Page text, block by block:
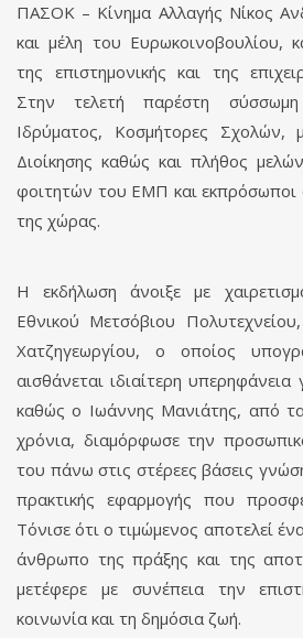
ΠΑΣΟΚ – Κίνημα Αλλαγής Νίκος
και μέλη του Ευρωκοινοβουλίου,
της επιστημονικής και της
Στην τελετή παρέστη
Ιδρύματος, Κοσμήτορες Σχολών,
Διοίκησης καθώς και πλήθος
φοιτητών του ΕΜΠ και εκπρόσωποι
της χώρας.
Η εκδήλωση άνοιξε με
Εθνικού Μετσόβιου
Χατζηγεωργίου, ο οποίος
αισθάνεται ιδιαίτερη
καθώς ο Ιωάννης Μανιάτης, από
χρόνια, διαμόρφωσε την
του πάνω στις στέρεες βάσεις
πρακτικής εφαρμογής που
Τόνισε ότι ο τιμώμενος αποτελεί
άνθρωπο της πράξης και της
μετέφερε με συνέπεια την
κοινωνία και τη δημόσια ζωή.